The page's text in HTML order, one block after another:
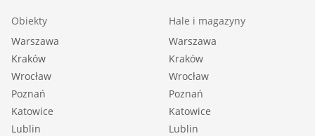
Obiekty
Warszawa
Kraków
Wrocław
Poznań
Katowice
Lublin
Hale i magazyny
Warszawa
Kraków
Wrocław
Poznań
Katowice
Lublin